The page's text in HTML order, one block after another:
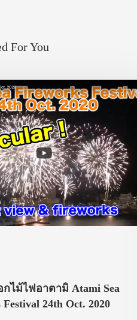
For You
กไม้ไฟอาตามิ Atami Sea
24th Oct. 2020